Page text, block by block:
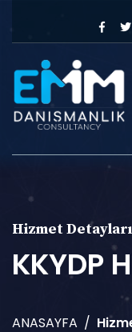
Hizmet Detayları
KKYDP
ANASAYFA